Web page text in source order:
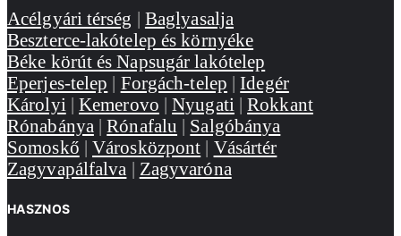
Acélgyári térség | Baglyasalja
Beszterce-lakótelep és környéke
Béke körút és Napsugár lakótelep
Eperjes-telep | Forgách-telep |Idegér
Károlyi |Kemerovo |Nyugati |Rokkant
Rónabánya |Rónafalu | Salgóbánya
Somoskő |Városközpont | Vásártér
Zagyvapálfalva | Zagyvaróna
HASZNOS